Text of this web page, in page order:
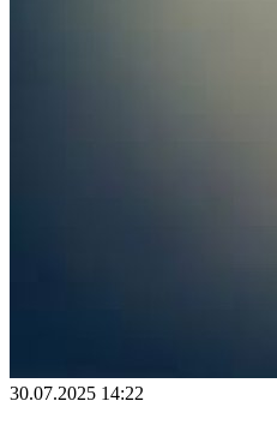
30.07.2025 14:22